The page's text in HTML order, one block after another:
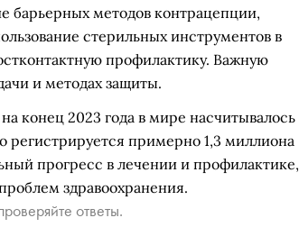
барьерных методов контрацепции,
стерильных инструментов в
профилактику. Важную
и методах защиты.
конец 2023 года в мире насчитывалось
примерно 1,3 миллиона
прогресс в лечении и профилактике,
здравоохранения.
ответы.